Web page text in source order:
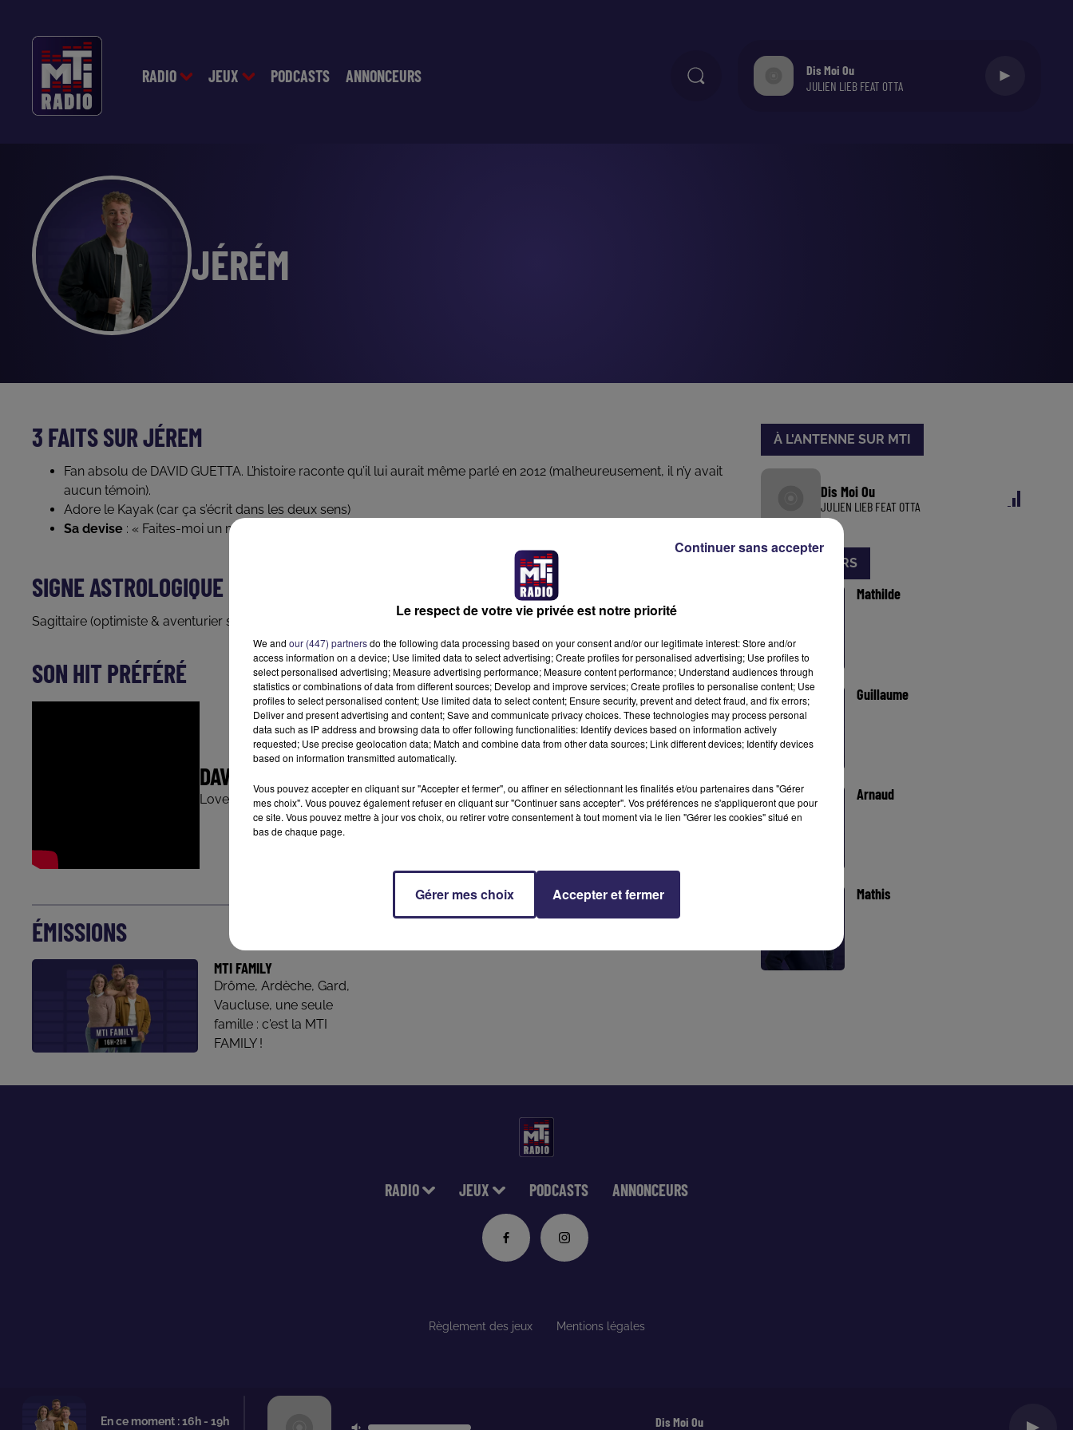
RADIO JEUX PODCASTS ANNONCEURS
Dis Moi Ou
JULIEN LIEB FEAT OTTA
JÉRÉM
3 FAITS SUR JÉREM
Fan absolu de DAVID GUETTA. L’histoire raconte qu’il lui aurait même parlé en 2012 (malheureusement, il n’y avait
aucun témoin).
Adore le Kayak (car ça s’écrit dans les deux sens)
Sa devise : « Faites-moi un mail »
SIGNE ASTROLOGIQUE
Sagittaire (optimiste & aventurier sauf pour faire Koh-Lanta ou des randos)
SON HIT PRÉFÉRÉ
DAVID GUETTA
Love is Gone
ÉMISSIONS
MTI FAMILY
Drôme, Ardèche, Gard,
Vaucluse, une seule
famille : c'est la MTI
FAMILY !
À L'ANTENNE SUR MTI
Dis Moi Ou
JULIEN LIEB FEAT OTTA
ANIMATEURS
Mathilde
Guillaume
Arnaud
Mathis
RADIO JEUX PODCASTS ANNONCEURS
En ce moment :16h - 19h
Dis Moi Ou
Règlement des jeux Mentions légales
Le respect de votre vie privée est notre priorité
We and our (447) partnersdo the following data processing based on your consent and/or our legitimate interest: Store and/or
access information on a device; Use limited data to select advertising; Create profiles for personalised advertising; Use profiles to
select personalised advertising; Measure advertising performance; Measure content performance; Understand audiences through
statistics or combinations of data from different sources; Develop and improve services; Create profiles to personalise content; Use
profiles to select personalised content; Use limited data to select content; Ensure security, prevent and detect fraud, and fix errors;
Deliver and present advertising and content; Save and communicate privacy choices. These technologies may process personal
data such as IP address and browsing data to offer following functionalities: Identify devices based on information actively
requested; Use precise geolocation data; Match and combine data from other data sources; Link different devices; Identify devices
based on information transmitted automatically.
Vous pouvez accepter en cliquant sur "Accepter et fermer", ou affiner en sélectionnant les finalités et/ou partenaires dans "Gérer
mes choix". Vous pouvez également refuser en cliquant sur "Continuer sans accepter". Vos préférences ne s'appliqueront que pour
ce site. Vous pouvez mettre à jour vos choix, ou retirer votre consentement à tout moment via le lien "Gérer les cookies" situé en
bas de chaque page.
Gérer mes choix Accepter et fermer
Continuer sans accepter